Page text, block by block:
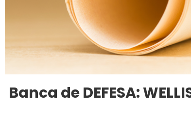
Banca de DEFESA: